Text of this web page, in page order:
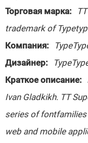
Торговая марка:
trademark of
Компания:
Дизайнер:
Краткое описание:
Ivan Gladkikh. TT
series of
web and mobile